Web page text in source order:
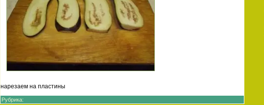
нарезаем на пластины
Рубрика: